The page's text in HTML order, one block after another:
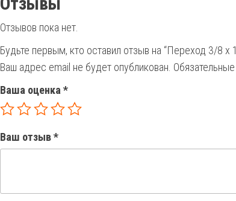
Отзывов пока нет.
Будьте первым, кто оставил отзыв на “Переход 3/8 х
Ваш адрес email не будет опубликован.
Ваша оценка *
Ваш отзыв*